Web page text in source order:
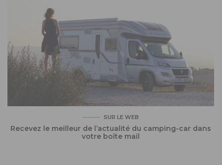
SUR LE WEB
Recevez le meilleur de l’actualité du camping-car dans
votre boîte mail